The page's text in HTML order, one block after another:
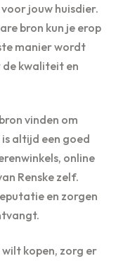
jouw huisdier.
bron kun je erop
manier wordt
kwaliteit en
vinden om
altijd een goed
online
Renske zelf.
en zorgen
kopen, zorg er